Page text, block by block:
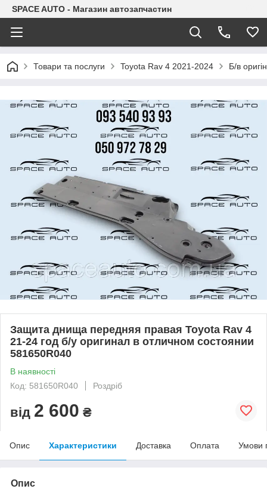
SPACE AUTO - Магазин автозапчастин
Товари та послуги Toyota Rav 4 2021-2024 Б/в
Защита днища передняя правая Toyota Rav 4
21-24 год б/у оригинал в отличном состоянии
581650R040​​​​​​​
В наявності
Код: 581650R040
Роздріб
від 2 600 ₴
Опис Характеристики Доставка Оплата Умови
Опис